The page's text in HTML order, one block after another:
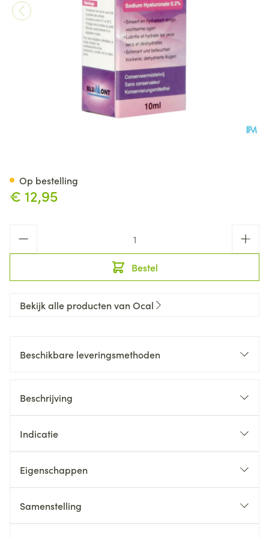
€ 12,95
Bestel
Op bestelling
Bekijk alle producten van Ocal
Beschikbare leveringsmethoden
Beschrijving
Indicatie
Eigenschappen
Samenstelling